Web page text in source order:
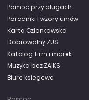
Pomoc przy długach
Poradniki i wzory umów
Karta Członkowska
Dobrowolny ZUS
Katalog firm i marek
Muzyka bez ZAIKS
Biuro księgowe